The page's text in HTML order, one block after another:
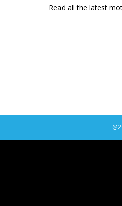
Read all the latest